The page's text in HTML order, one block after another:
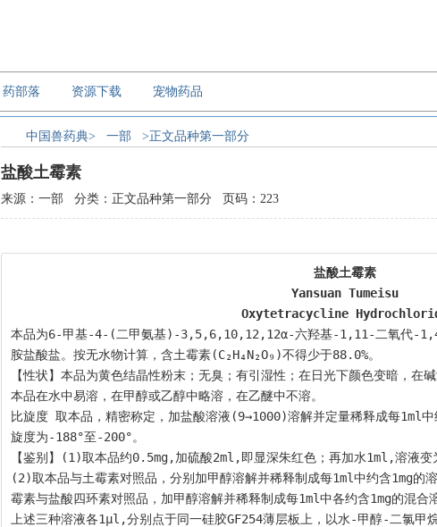
药部落 资源下载 宠物药品
中国兽药典> 一部 >正文品种第一部分
盐酸土霉素
来源：一部 分类：正文品种第一部分 页码：223
盐酸土霉素
Yansuan Tumeisu
Oxytetracycline
本品为6-甲基-4-(二甲氨基)-3,5,6,10,12,12α-六羟基-1,11-二氧代-
胺盐酸盐。按无水物计算，含土霉素(C₂H₄N₂O₉)不得少于88.0%。
【性状】本品为黄色结晶性粉末；无臭；有引湿性；在日光下颜色变暗，在碱
本品在水中易溶，在甲醇或乙醇中略溶，在乙醚中不溶。
比旋度 取本品，精密称定，加盐酸溶液(9→1000)溶解并定量稀释成每1ml
旋度为-188°至-200°。
【鉴别】(1)取本品约0.5mg,加硫酸2ml,即显深朱红色；再加水1ml,溶液变
(2)取本品与土霉素对照品，分别加甲醇溶解并稀释制成每1ml中约含1mg的
霉素与盐酸四环素对照品，加甲醇溶解并稀释制成每1ml中各约含1mg的混
上述三种溶液各1μl,分别点于同一硅胶GF254薄层板上，以水-甲醇-二氯